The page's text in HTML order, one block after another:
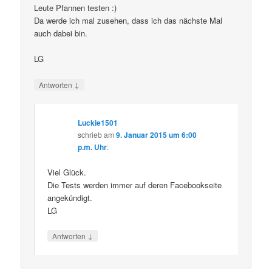
Leute Pfannen testen :)
Da werde ich mal zusehen, dass ich das nächste Mal
auch dabei bin.
LG
Antworten ↓
Luckie1501
schriebam9. Januar 2015 um 6:00
p.m. Uhr:
Viel Glück.
Die Tests werden immer auf deren Facebookseite
angekündigt.
LG
Antworten ↓